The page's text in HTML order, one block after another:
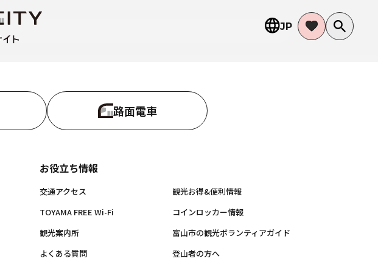
JP
路面電車
お役立ち情報
交通アクセス
観光お得&便利情報
TOYAMA FREE Wi-Fi
コインロッカー情報
観光案内所
富山市の観光ボランティアガイド
よくある質問
登山者の方へ